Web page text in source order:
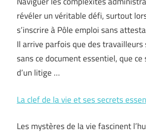
révéler un véritable défi, surtout
s’inscrire à Pôle emploi sans
Il arrive parfois que des
sans ce document essentiel, que
d’un litige …
La clef de la vie et ses secrets
Les mystères de la vie fascinent